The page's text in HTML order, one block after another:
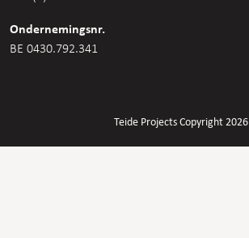
Ondernemingsnr.
BE 0430.792.341
Teide Projects Copyright 2026